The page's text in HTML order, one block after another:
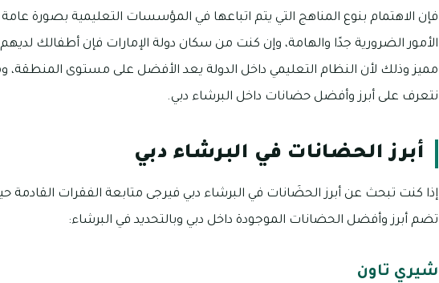
فإن الاهتمام بنوع المناهج التي يتم اتباعها في المؤسسات التعليمية بصورة
الأمور الضرورية جدًا والهامة، وإن كنت من سكان دولة الإمارات فإن أطفالك
مميز وذلك لأن النظام التعليمي داخل الدولة يعد الأفضل على مستوى المنطقة،
نتعرف على أبرز وأفضل حضانات داخل البرشاء دبي.
أبرز الحضانات في البرشاء دبي
إذا كنت تبحث عن أبرز الحضَانات في البرشاء دبي فيرجى متابعة الفقرات
تضم أبرز وأفضل الحضانات الموجودة داخل دبي وبالتحديد في البرشاء:
شيري تاون